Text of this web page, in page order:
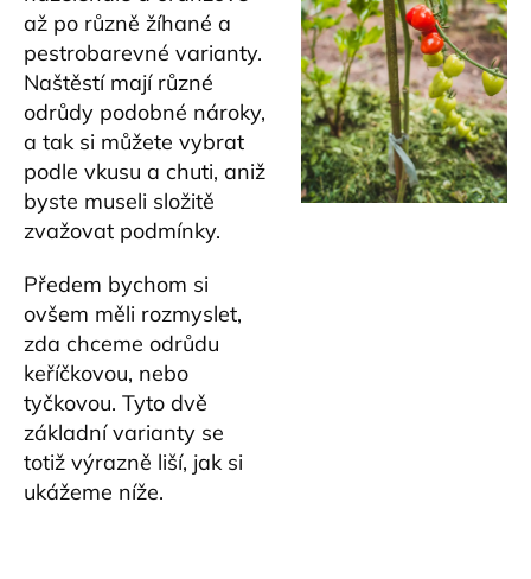
až po různě žíhané a
pestrobarevné varianty.
Naštěstí mají různé
odrůdy podobné nároky,
a tak si můžete vybrat
podle vkusu a chuti, aniž
byste museli složitě
zvažovat podmínky.
Předem bychom si
ovšem měli rozmyslet,
zda chceme odrůdu
keříčkovou, nebo
tyčkovou. Tyto dvě
základní varianty se
totiž výrazně liší, jak si
ukážeme níže.